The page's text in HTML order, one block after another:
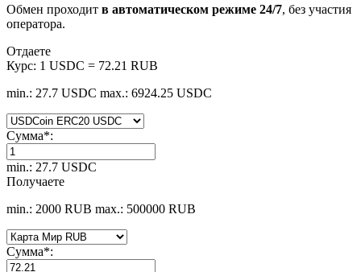
Обмен проходит в автоматическом режиме 24/7, без участия
оператора.
Отдаете
Курс: 1 USDC = 72.21 RUB
min.: 27.7 USDC max.: 6924.25 USDC
Сумма*:
min.: 27.7 USDC
Получаете
min.: 2000 RUB max.: 500000 RUB
Сумма*: